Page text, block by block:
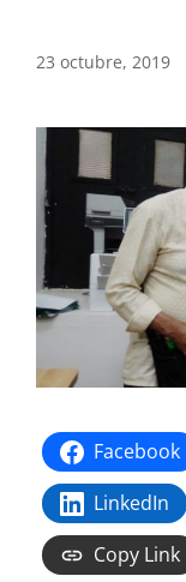
23 octubre, 2019
Facebook
LinkedIn
Copy Link